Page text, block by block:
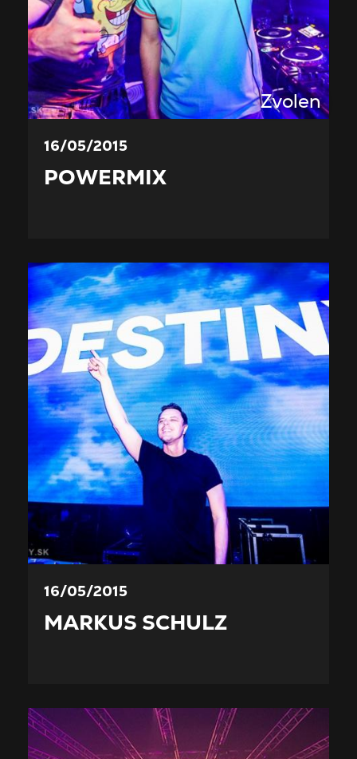
Zvolen
16/05/2015
POWERMIX
16/05/2015
MARKUS SCHULZ